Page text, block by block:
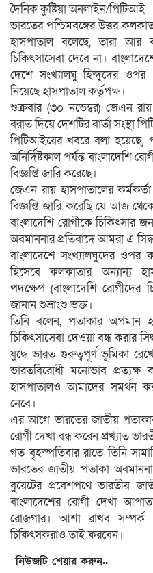
দৈনিক কুষ্টিয়া অনলাইন/পিটিআই
ভারতের পশ্চিমবঙ্গের উত্তর
হাসপাতাল বলেছে, তারা আর
চিকিৎসাসেবা দেবে না।
দেশে সংখ্যালঘু হিন্দুদের ওপর
নিয়েছে হাসপাতাল কর্তৃপক্ষ।
শুক্রবার (৩০ নভেম্বর) জেএন
বরাত দিয়ে দেশটির বার্তা সংস্থা
পিটিআইয়ের খবরে বলা হয়েছে,
অনির্দিষ্টকাল পর্যন্ত বাংলাদেশি
বিজ্ঞপ্তি জারি করেছে।
জেএন রায় হাসপাতালের
বিজ্ঞপ্তি জারি করেছি যে আজ
বাংলাদেশি রোগীকে চিকিৎসার
অবমাননার প্রতিবাদে আমরা এ
বাংলাদেশে সংখ্যালঘুদের ওপর
হিসেবে কলকাতার অন্যান্য
পদক্ষেপ (বাংলাদেশি রোগীদের
জানান শুভ্রাংশু ভক্ত।
তিনি বলেন, পতাকার অপমান
চিকিৎসাসেবা দেওয়া বন্ধ করার
যুদ্ধে ভারত গুরুত্বপূর্ণ ভূমিকা
ভারতবিরোধী মনোভাব
হাসপাতালও আমাদের সমর্থন
নেবে।
এর আগে ভারতের জাতীয় পতাকার
রোগী দেখা বন্ধ করেন প্রখ্যাত
গত বৃহস্পতিবার রাতে তিনি
ভারতের জাতীয় পতাকা
বুয়েটের প্রবেশপথে ভারতীয়
বাংলাদেশের রোগী দেখা
রোজগার। আশা রাখব সম্পর্ক
চিকিৎসকরাও তাই করবেন।
নিউজটি শেয়ার করুন..